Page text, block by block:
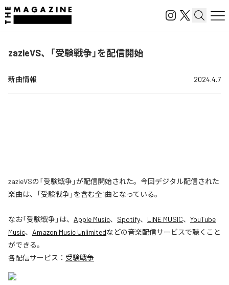
zazieVS、「受験戦争」を配信開始
新曲情報 2024.4.7
zazieVSの「受験戦争」が配信開始された。今回デジタル配信された
楽曲は、「受験戦争」を含む全1曲となっている。
なお「受験戦争 」は、 Apple Music、 Spotify、 LINE MUSIC、 YouTube
Music、 Amazon Music Unlimitedなどの音楽配信サービスで聴くこと
ができる。
各配信サービス： 受験戦争